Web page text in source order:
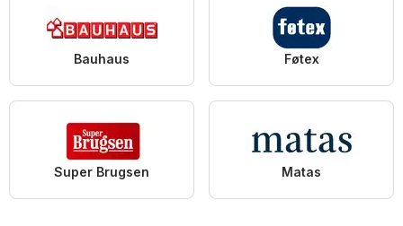
Bauhaus Føtex
Super Brugsen Matas